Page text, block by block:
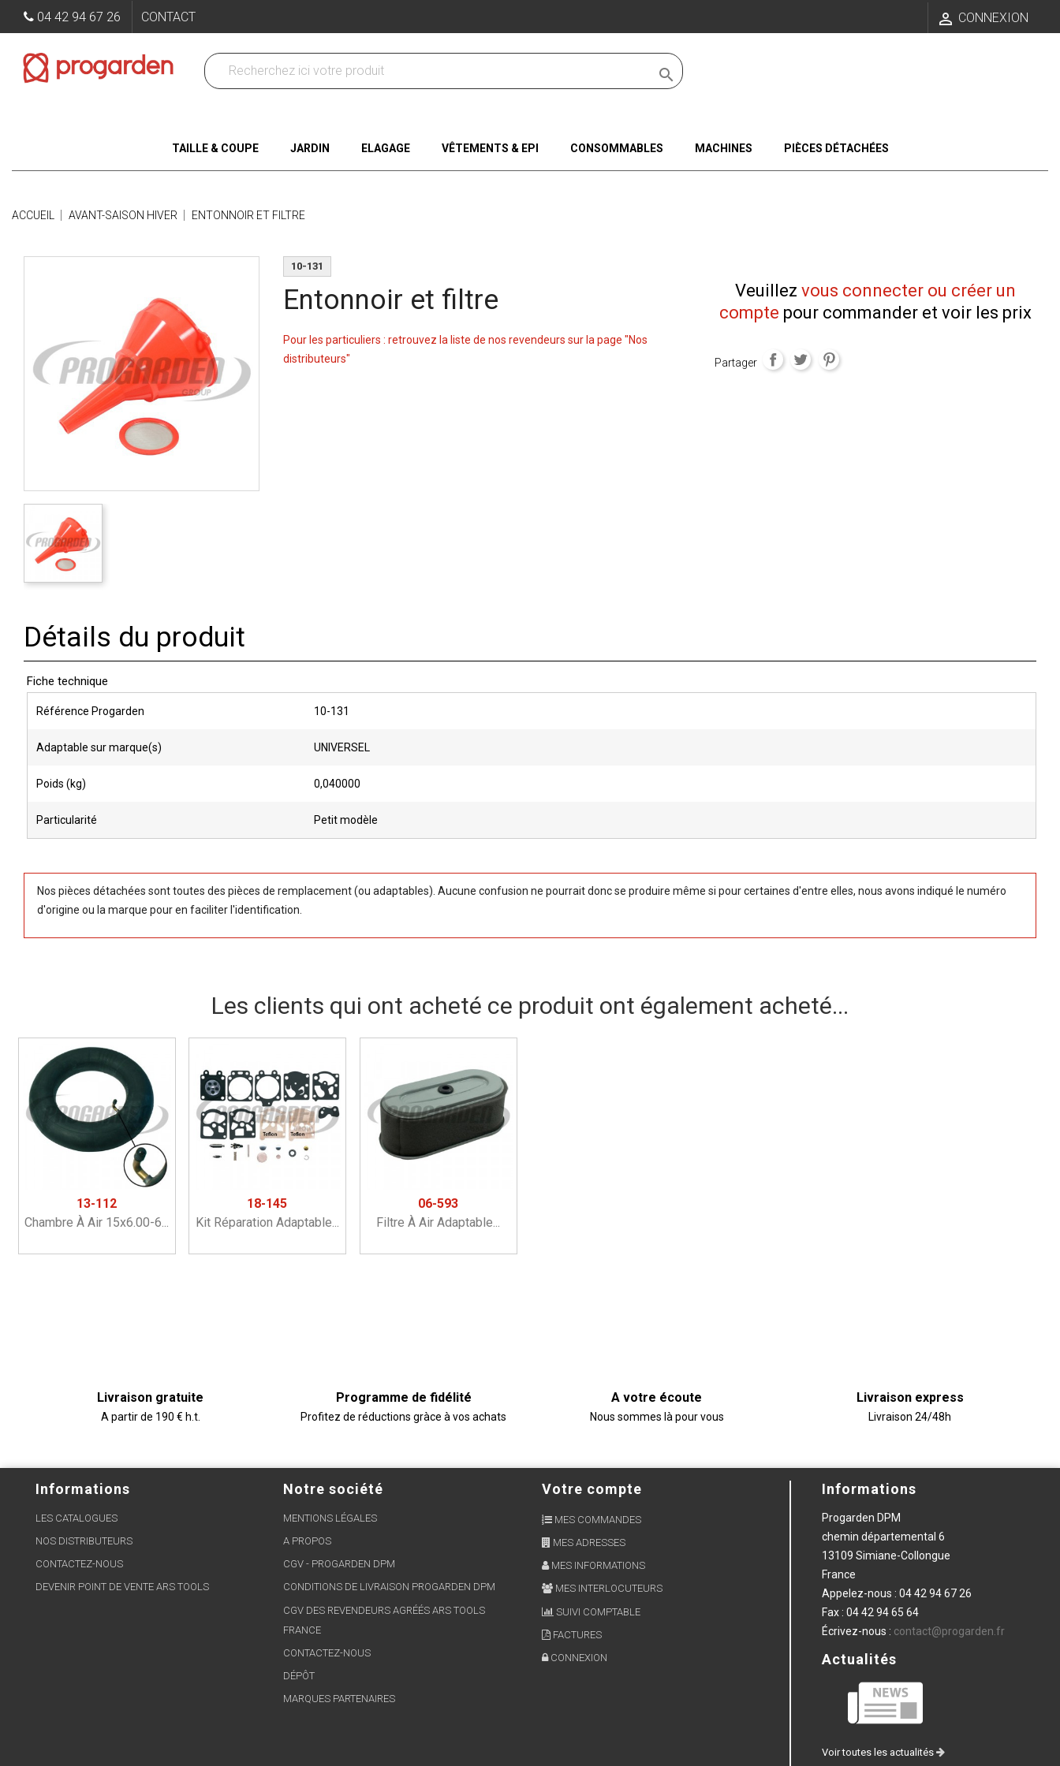
04 42 94 67 26 CONTACT  CONNEXION

TAILLE & COUPE JARDIN ELAGAGE VÊTEMENTS & EPI CONSOMMABLES MACHINES PIÈCES DÉTACHÉES
ACCUEIL AVANT-SAISON HIVER ENTONNOIR ET FILTRE
10-131
Entonnoir et filtre
Pour les particuliers : retrouvez la liste de nos revendeurs sur la page "Nos
distributeurs"
Veuillez vous connecter ou créer un
compte pour commander et voir les prix
Partager
Détails du produit
Fiche technique
Référence Progarden 10-131
Adaptable sur marque(s) UNIVERSEL
Poids (kg) 0,040000
Particularité Petit modèle
Nos pièces détachées sont toutes des pièces de remplacement (ou adaptables). Aucune confusion ne pourrait donc se produire même si pour certaines d'entre elles, nous avons indiqué le numéro
d'origine ou la marque pour en faciliter l'identification.
Les clients qui ont acheté ce produit ont également acheté...
13-112
Chambre À Air 15x6.00-6...
18-145
Kit Réparation Adaptable...
06-593
Filtre À Air Adaptable...
Livraison gratuite
A partir de 190 € h.t.
Programme de fidélité
Profitez de réductions gràce à vos achats
A votre écoute
Nous sommes là pour vous
Livraison express
Livraison 24/48h
Informations
LES CATALOGUES
NOS DISTRIBUTEURS
CONTACTEZ-NOUS
DEVENIR POINT DE VENTE ARS TOOLS
Notre société
MENTIONS LÉGALES
A PROPOS
CGV - PROGARDEN DPM
CONDITIONS DE LIVRAISON PROGARDEN DPM
CGV DES REVENDEURS AGRÉÉS ARS TOOLS
FRANCE
CONTACTEZ-NOUS
DÉPÔT
MARQUES PARTENAIRES
Votre compte
MES COMMANDES
MES ADRESSES
MES INFORMATIONS
MES INTERLOCUTEURS
SUIVI COMPTABLE
FACTURES
CONNEXION
Informations
Progarden DPM
chemin départemental 6
13109 Simiane-Collongue
France
Appelez-nous : 04 42 94 67 26
Fax : 04 42 94 65 64
Écrivez-nous : contact@progarden.fr
Actualités
Voir toutes les actualités